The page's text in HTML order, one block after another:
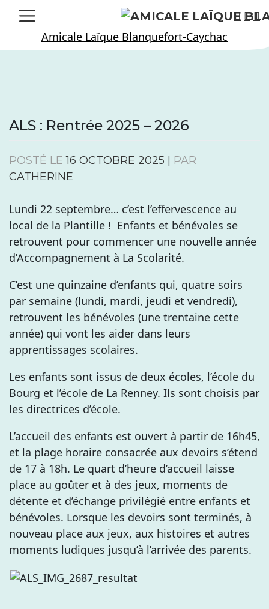
Skip
Amicale Laïque Blanquefort-Caychac
ALS : Rentrée 2025 – 2026
POSTÉ LE16 OCTOBRE 2025
PAR
CATHERINE
Lundi 22 septembre… c’est l’effervescence au
local de la Plantille ! Enfants et bénévoles se
retrouvent pour commencer une nouvelle année
d’Accompagnement à La Scolarité.
C’est une quinzaine d’enfants qui, quatre soirs
par semaine (lundi, mardi, jeudi et vendredi),
retrouvent les bénévoles (une trentaine cette
année) qui vont les aider dans leurs
apprentissages scolaires.
Les enfants sont issus de deux écoles, l’école du
Bourg et l’école de La Renney. Ils sont choisis par
les directrices d’école.
L’accueil des enfants est ouvert à partir de 16h45,
et la plage horaire consacrée aux devoirs s’étend
de 17 à 18h. Le quart d’heure d’accueil laisse
place au goûter et à des jeux, moments de
détente et d’échange privilégié entre enfants et
bénévoles. Lorsque les devoirs sont terminés, à
nouveau place aux jeux, aux histoires et autres
moments ludiques jusqu’à l’arrivée des parents.